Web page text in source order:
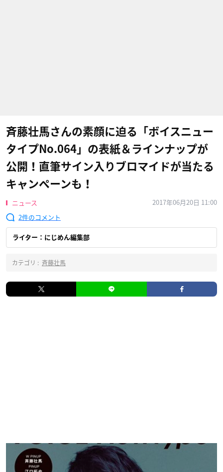
斉藤壮馬さんの素顔に迫る「ボイスニュー
タイプNo.064」の表紙＆ラインナップが
公開！直筆サイン入りブロマイドが当たる
キャンペーンも！
ニュース
2017年06月20日 11:00
2
ライター：にじめん編集部
カテゴリ : 斉藤壮馬